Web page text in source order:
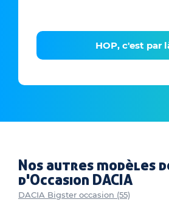
HOP, c'est par
Nos autres modèles
d'Occasion DACIA
DACIA Bigster occasion (55)